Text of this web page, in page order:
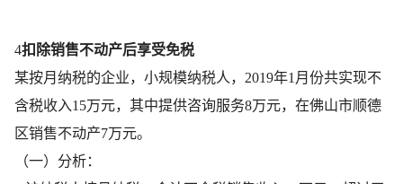
4扣除销售不动产后享受免税
某按月纳税的企业，小规模纳税人，2019年1月份共实现不
含税收入15万元，其中提供咨询服务8万元，在佛山市顺德
区销售不动产7万元。
（一）分析：